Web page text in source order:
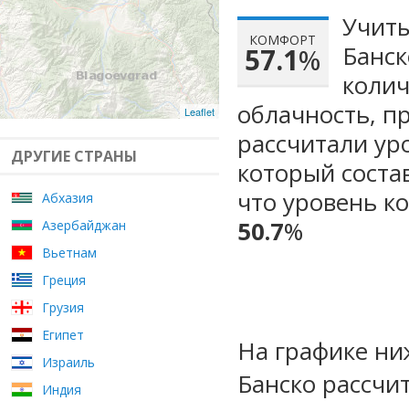
Leaflet
ДРУГИЕ СТРАНЫ
Абхазия
Азербайджан
Вьетнам
Греция
Грузия
Египет
Израиль
Индия
КОМФОРТ
57.1%
облачность,
рассчитали
который
что уровень
50.7%
На графике
Банско